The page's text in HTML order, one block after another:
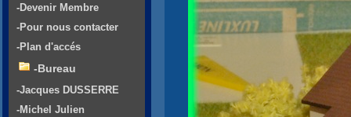
-Devenir Membre
-Pour nous contacter
-Plan d'accés
-Bureau
-Jacques DUSSERRE
-Michel Julien